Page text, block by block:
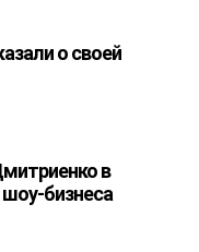
о своей
в
бизнеса